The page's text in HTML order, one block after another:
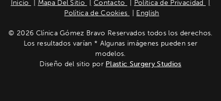
Inicio Mapa Del Sitio Contacto
Política de Privacidad
Política de Cookies
English
© 2026 Clínica Gómez Bravo Reservados todos los derechos.
Los resultados varían * Algunas imágenes pueden ser
modelos.
Diseño del sitio por Plastic Surgery Studios